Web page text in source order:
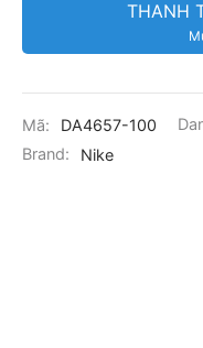
THANH
Mã: DA4657-100
Brand:
Nike